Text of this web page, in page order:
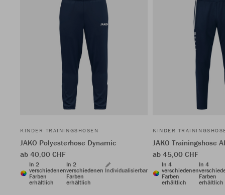
KINDER TRAININGSHOSEN
JAKO Polyesterhose Dynamic
ab 40,00 CHF
In 2
verschiedenen
Farben
erhältlich
In 2
verschiedenen
Farben
erhältlich
Individualisierbar
KINDER
JAKO Trainingshose
ab 45,00 CHF
In 4
verschiedenen
Farben
erhältlich
In 4
Farben
erhältlich